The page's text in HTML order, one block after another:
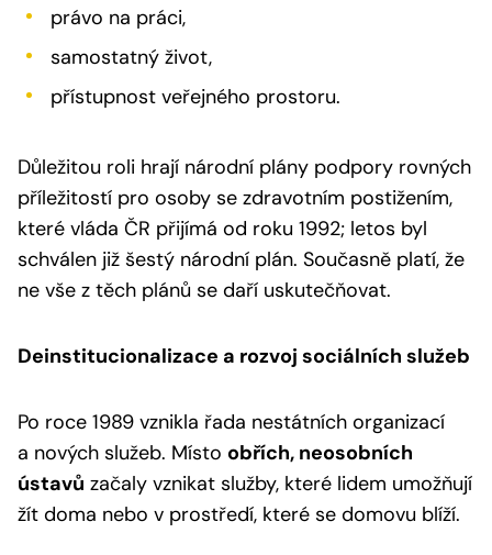
právo na práci,
samostatný život,
přístupnost veřejného prostoru.
Důležitou roli hrají národní plány podpory rovných
příležitostí pro osoby se zdravotním postižením,
které vláda ČR přijímá od roku 1992; letos byl
schválen již šestý národní plán. Současně platí, že
ne vše z těch plánů se daří uskutečňovat.
Deinstitucionalizace a rozvoj sociálních služeb
Po roce 1989 vznikla řada nestátních organizací
a nových služeb. Místo obřích, neosobních
ústavů začaly vznikat služby, které lidem umožňují
žít doma nebo v prostředí, které se domovu blíží.